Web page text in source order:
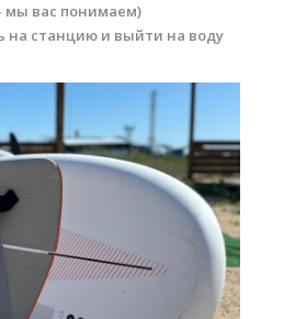
вас понимаем)
на станцию и выйти на воду